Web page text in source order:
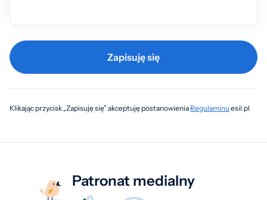
Zapisuję się
Klikając przycisk „Zapisuję się” akceptuję postanowienia Regulaminuesil.pl
Patronat medialny